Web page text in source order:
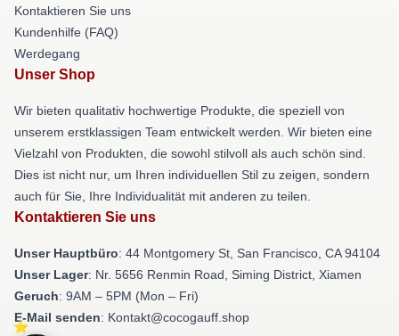
Kontaktieren Sie uns
Kundenhilfe (FAQ)
Werdegang
Unser Shop
Wir bieten qualitativ hochwertige Produkte, die speziell von
unserem erstklassigen Team entwickelt werden. Wir bieten eine
Vielzahl von Produkten, die sowohl stilvoll als auch schön sind.
Dies ist nicht nur, um Ihren individuellen Stil zu zeigen, sondern
auch für Sie, Ihre Individualität mit anderen zu teilen.
Kontaktieren Sie uns
Unser Hauptbüro: 44 Montgomery St, San Francisco, CA 94104
Unser Lager: Nr. 5656 Renmin Road, Siming District, Xiamen
Geruch: 9AM – 5PM (Mon – Fri)
E-Mail senden: Kontakt@cocogauff.shop